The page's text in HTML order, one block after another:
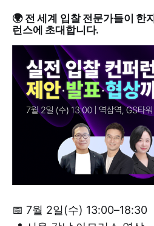
🌍 전 세계 입찰 전문가들이 한
런스에 초대합니다.
📅 7월 2일(수) 13:00–18:30